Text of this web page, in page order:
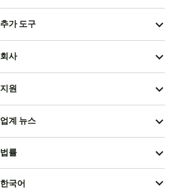
추가 도구
회사
지원
업계 뉴스
법률
한국어